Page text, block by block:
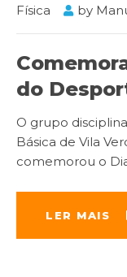
Física
by
do
O grupo
Básica de Vila
comemorou o
LER MAIS